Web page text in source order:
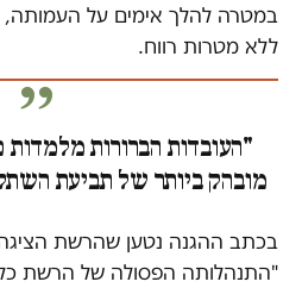
במטרה להלך אימים על העמותה,
ללא מטרות רווח.
"העובדות הברורות
מובהק ביותר של תביעת
בכתב ההגנה נטען שהרשת
"התנהלותה הפסולה של הרשת